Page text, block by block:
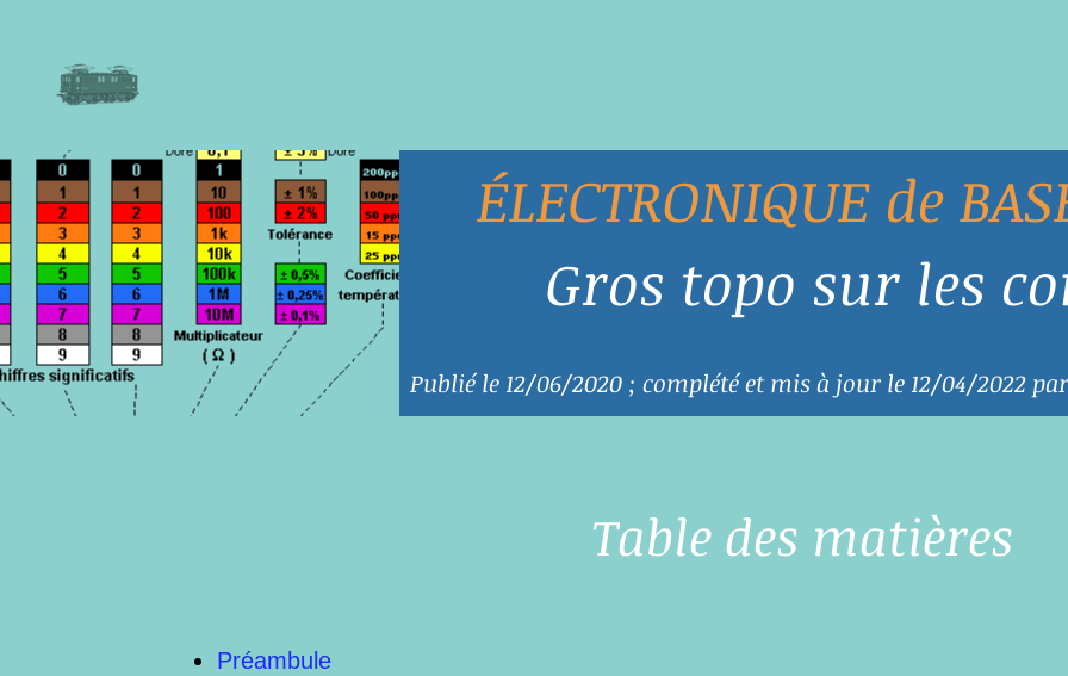
ÉLECTRONIQUE de
Gros topo sur les
Publié le 12/06/2020 ; complété et mis à jour le 12/04/2022
Table des matières
Préambule